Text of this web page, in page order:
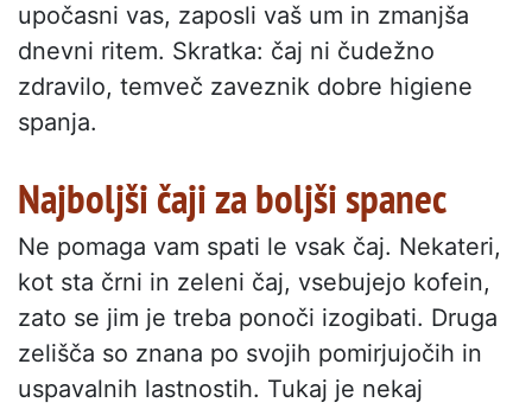
upočasni vas, zaposli vaš um in zmanjša
dnevni ritem. Skratka: čaj ni čudežno
zdravilo, temveč zaveznik dobre higiene
spanja.
Najboljši čaji za boljši spanec
Ne pomaga vam spati le vsak čaj. Nekateri,
kot sta črni in zeleni čaj, vsebujejo kofein,
zato se jim je treba ponoči izogibati. Druga
zelišča so znana po svojih pomirjujočih in
uspavalnih lastnostih. Tukaj je nekaj